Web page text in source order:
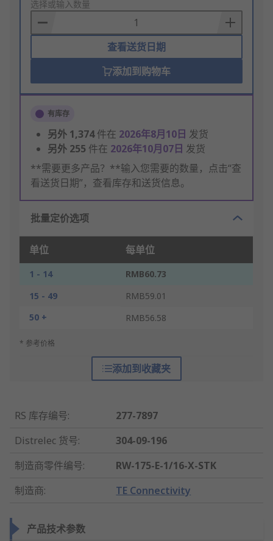
to
Basket
选择或输入数量
查看送货日期
添加到购物车
有库存
另外 1,374件在 2026年8月10日 发货
另外 255 件在 2026年10月07日 发货
**需要更多产品？**输入您需要的数量，点击“查
看送货日期”，查看库存和送货信息。
批量定价选项
单位 每单位
1 - 14
RMB60.73
15 - 49
RMB59.01
50 +
RMB56.58
* 参考价格
添加到收藏夹
RS 库存编号:
277-7897
Distrelec 货号:
304-09-196
制造商零件编号:
RW-175-E-1/16-X-STK
制造商: TE Connectivity
产品技术参数